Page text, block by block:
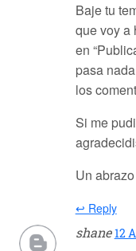
Baje tu
que voy a
en
pasa
los
Si me
Un abrazo
↩ Reply
shane 12